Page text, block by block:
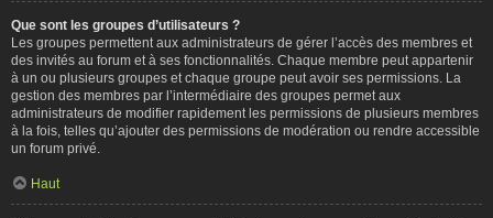
Que sont les groupes d’utilisateurs ?
Les groupes permettent aux administrateurs de gérer l’accès des membres et
des invités au forum et à ses fonctionnalités. Chaque membre peut appartenir
à un ou plusieurs groupes et chaque groupe peut avoir ses permissions. La
gestion des membres par l’intermédiaire des groupes permet aux
administrateurs de modifier rapidement les permissions de plusieurs membres
à la fois, telles qu’ajouter des permissions de modération ou rendre accessible
un forum privé.
Haut